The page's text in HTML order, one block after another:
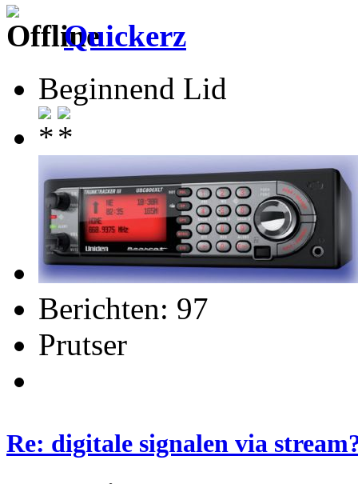
Quickerz
Beginnend Lid
Berichten: 97
Prutser
Re: digitale signalen via